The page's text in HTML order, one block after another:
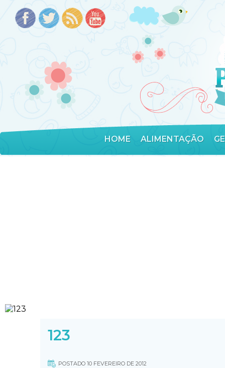
HOME ALIMENTAÇÃO
123
POSTADO 10 FEVEREIRO DE 2012